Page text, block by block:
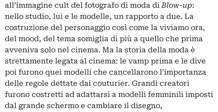
all’immagine cult del fotografo di moda diBlow-up:
nello studio, lui e le modelle, un rapporto a due. La
costruzione del personaggio così come la viviamo ora,
del mood, del tema somiglia di più a quello che prima
avveniva solo nel cinema. Ma la storia della moda è
strettamente legata al cinema: le vamp prima e le dive
poi furono quei modelli che cancellarono l’importanza
delle regole dettate dai couturier. Grandi creatori
furono costretti ad adattarsi a modelli femminili imposti
dal grande schermo e cambiare il disegno,